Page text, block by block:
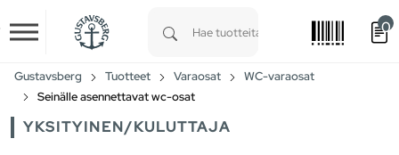
Skip to main content
0
Gustavsberg Tuotteet Varaosat
WC-varaosat
Seinälle asennettavat wc-osat
YKSITYINEN/KULUTTAJA